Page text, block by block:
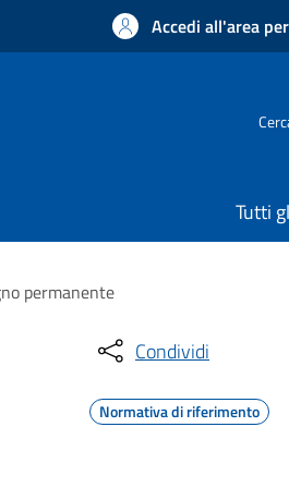
Accedi all'area
Tutti
permanente
Condividi
Normativa di riferimento